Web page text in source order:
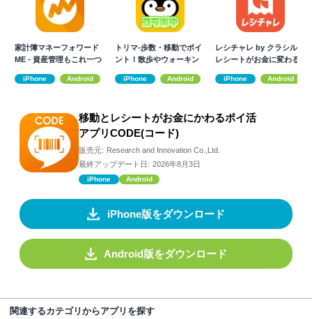
家計簿マネーフォワード
ME - 資産管理もこれ一つ
iPhone Android
トリマ-歩数・移動でポイ
ント！散歩やウォーキン
iPhone Android
レシチャレ by クラシル
レシートがお金に変わる
iPhone Android
移動とレシートがお金にかわるポイ活
アプリCODE(コード)
販売元: Research and Innovation Co.,Ltd.
最終アップデート日: 2026年8月3日
iPhone Android
iPhone版をダウンロード
Android版をダウンロード
関連するカテゴリからアプリを探す